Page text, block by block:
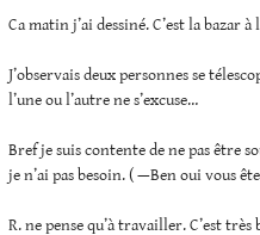
Ca matin j’ai dessiné. C’est la bazar
J’observais deux personnes se
l’une ou l’autre ne s’excuse…
Bref je suis contente de ne pas être
je n’ai pas besoin. ( —Ben oui vous
R. ne pense qu’à travailler. C’est très